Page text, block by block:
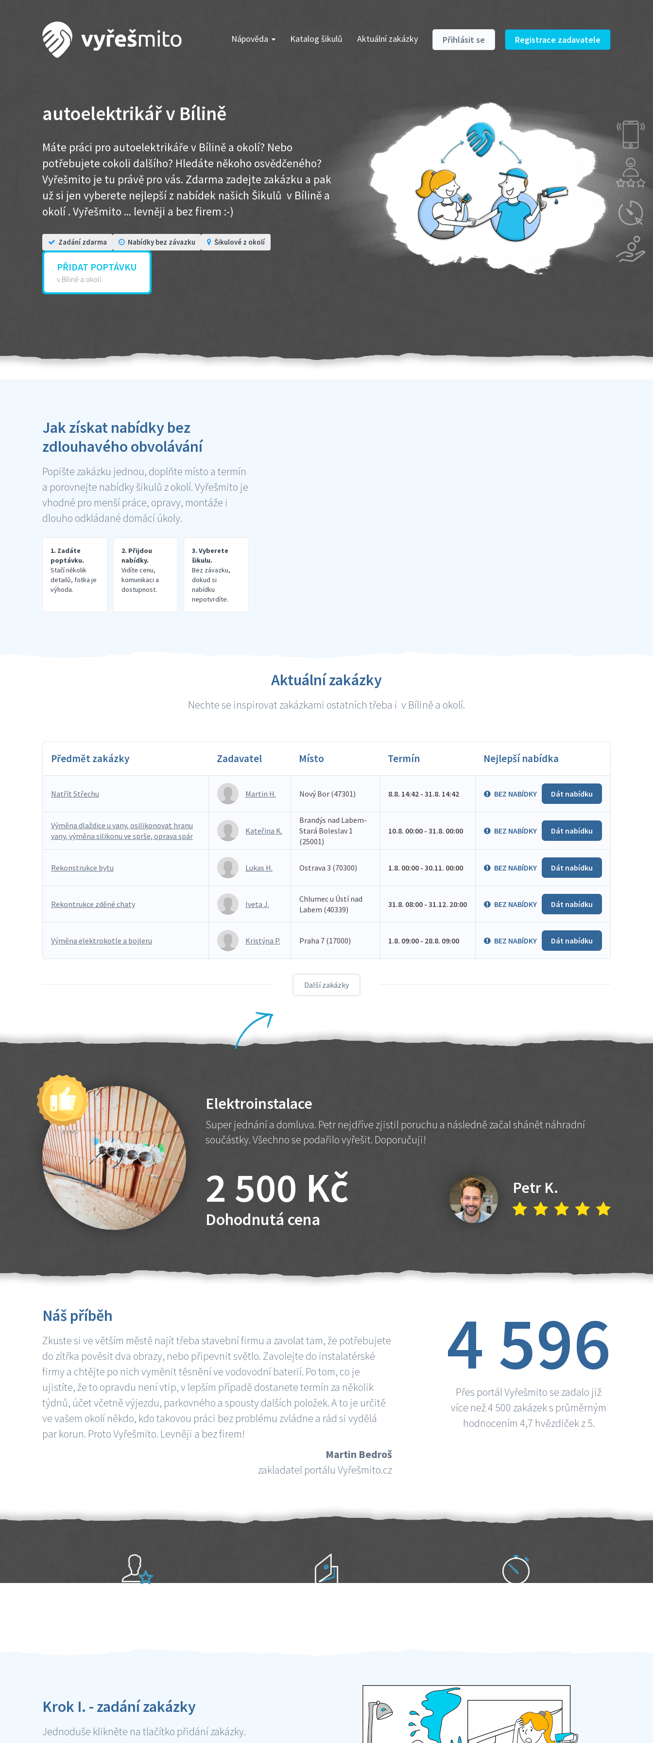
Nápověda Katalog šikulů Aktuální zakázky Přihlásit se Registrace zadavatele
autoelektrikář v Bílině
Máte práci pro autoelektrikáře v Bílině a okolí? Nebo
potřebujete cokoli dalšího? Hledáte někoho osvědčeného?
Vyřešmito je tu právě pro vás. Zdarma zadejte zakázku a pak
už si jen vyberete nejlepší z nabídek našich Šikulů v Bílině a
okolí . Vyřešmito ... levněji a bez firem :-)
Zadání zdarma Nabídky bez závazku Šikulové z okolí
PŘIDAT POPTÁVKU
v Bílině a okolí
Jak získat nabídky bez
zdlouhavého obvolávání
Popište zakázku jednou, doplňte místo a termín
a porovnejte nabídky šikulů z okolí. Vyřešmito je
vhodné pro menší práce, opravy, montáže i
dlouho odkládané domácí úkoly.
1. Zadáte
poptávku.
Stačí několik
detailů, fotka je
výhoda.
2. Přijdou
nabídky.
Vidíte cenu,
komunikaci a
dostupnost.
3. Vyberete
šikulu.
Bez závazku,
dokud si
nabídku
nepotvrdíte.
Aktuální zakázky
Nechte se inspirovat zakázkami ostatních třeba i v Bílině a okolí.
Předmět zakázky Zadavatel Místo Termín Nejlepší nabídka
Natřít Střechu Martin H. Nový Bor (47301) 8.8. 14:42 - 31.8. 14:42 BEZ NABÍDKY Dát nabídku
Výměna dlaždice u vany, osilikonovat hranu
vany, výměna silikonu ve sprše, oprava spár
Kateřina K.
Brandýs nad Labem-
Stará Boleslav 1
(25001)
10.8. 00:00 - 31.8. 00:00 BEZ NABÍDKY Dát nabídku
Rekonstrukce bytu Lukas H. Ostrava 3 (70300) 1.8. 00:00 - 30.11. 00:00 BEZ NABÍDKY Dát nabídku
Rekontrukce zděné chaty Iveta J.
Chlumec u Ústí nad
Labem (40339)
31.8. 08:00 - 31.12. 20:00 BEZ NABÍDKY Dát nabídku
Výměna elektrokotle a bojleru Kristýna P. Praha 7 (17000) 1.8. 09:00 - 28.8. 09:00 BEZ NABÍDKY Dát nabídku
Další zakázky
Elektroinstalace
Super jednání a domluva. Petr nejdříve zjistil poruchu a následně začal shánět náhradní
součástky. Všechno se podařilo vyřešit. Doporučuji!
2 500 Kč
Dohodnutá cena
Petr K.
Náš příběh
Zkuste si ve větším městě najít třeba stavební firmu a zavolat tam, že potřebujete
do zítřka pověsit dva obrazy, nebo připevnit světlo. Zavolejte do instalatérské
firmy a chtějte po nich vyměnit těsnění ve vodovodní baterií. Po tom, co je
ujistíte, že to opravdu není vtip, v lepším případě dostanete termín za několik
týdnů, účet včetně výjezdu, parkovného a spousty dalších položek. A to je určitě
ve vašem okolí někdo, kdo takovou práci bez problému zvládne a rád si vydělá
par korun. Proto Vyřešmito. Levněji a bez firem!
Martin Bedroš
zakladatel portálu Vyřešmito.cz
4 596
Přes portál Vyřešmito se zadalo již
více než 4 500 zakázek s průměrným
hodnocením 4,7 hvězdiček z 5.
Krok I. - zadání zakázky
Jednoduše klikněte na tlačítko přidání zakázky.